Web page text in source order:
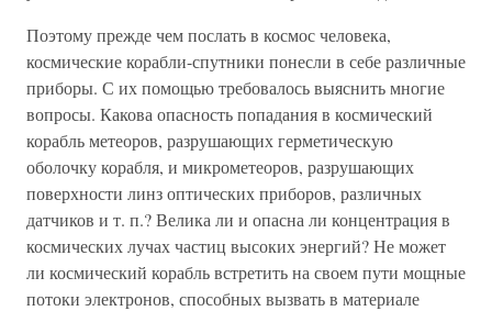
Поэтому прежде чем послать в космос человека,
космические корабли-спутники понесли в себе различные
приборы. С их помощью требовалось выяснить многие
вопросы. Какова опасность попадания в космический
корабль метеоров, разрушающих герметическую
оболочку корабля, и микрометеоров, разрушающих
поверхности линз оптических приборов, различных
датчиков и т. п.? Велика ли и опасна ли концентрация в
космических лучах частиц высоких энергий? Не может
ли космический корабль встретить на своем пути мощные
потоки электронов, способных вызвать в материале